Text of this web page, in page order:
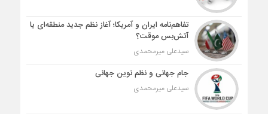
تفاهم‌نامه ایران و آمریکا؛ آغاز نظم جدید منطقه‌ای یا
آتش‌بس موقت؟
سیدعلی میرمحمدی
جام جهانی و نظم نوین جهانی
سیدعلی میرمحمدی